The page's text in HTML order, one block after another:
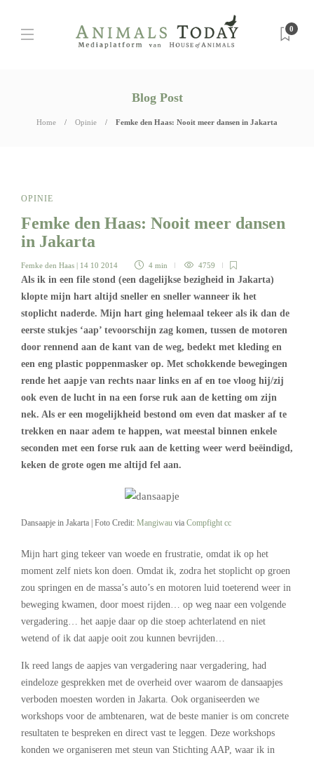
0
Blog Post
Home Opinie Femke den Haas: Nooit meer dansen in Jakarta
OPINIE
Femke den Haas: Nooit meer dansen
in Jakarta
Femke den Haas | 14 10 2014 4 min 4759
Als ik in een file stond (een dagelijkse bezigheid in Jakarta)
klopte mijn hart altijd sneller en sneller wanneer ik het
stoplicht naderde. Mijn hart ging helemaal tekeer als ik dan de
eerste stukjes ‘aap’ tevoorschijn zag komen, tussen de motoren
door rennend aan de kant van de weg, bedekt met kleding en
een eng plastic poppenmasker op. Met schokkende bewegingen
rende het aapje van rechts naar links en af en toe vloog hij/zij
ook even de lucht in na een forse ruk aan de ketting om zijn
nek. Als er een mogelijkheid bestond om even dat masker af te
trekken en naar adem te happen, wat meestal binnen enkele
seconden met een forse ruk aan de ketting weer werd beëindigd,
keken de grote ogen me altijd fel aan.
Dansaapje in Jakarta | Foto Credit: Mangiwau via Compfight cc
Mijn hart ging tekeer van woede en frustratie, omdat ik op het
moment zelf niets kon doen. Omdat ik, zodra het stoplicht op groen
zou springen en de massa’s auto’s en motoren luid toeterend weer in
beweging kwamen, door moest rijden… op weg naar een volgende
vergadering… het aapje daar op die stoep achterlatend en niet
wetend of ik dat aapje ooit zou kunnen bevrijden…
Ik reed langs de aapjes van vergadering naar vergadering, had
eindeloze gesprekken met de overheid over waarom de dansaapjes
verboden moesten worden in Jakarta. Ook organiseerden we
workshops voor de ambtenaren, wat de beste manier is om concrete
resultaten te bespreken en direct vast te leggen. Deze workshops
konden we organiseren met steun van Stichting AAP, waar ik in